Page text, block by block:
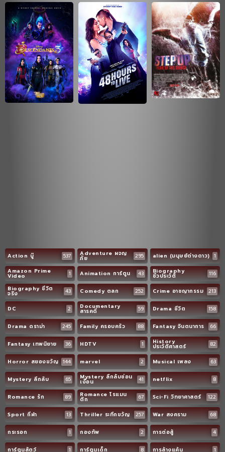
Action บู๊ 537 Adventure ผจญ
ภัย 295 alien (มนุษย์ต่างดาว) 1
Amazon Prime
Video 1 Animation การ์ตูน 43 Biography
ชีวประวัติ
116
Biography ชีวิต
จริง 43 Comedy ตลก 252 Crime อาชญากรรม 213
DC 2 Documentary
สารคดี 59 Drama ชีวิต 158
Drama ดราม่า 245 Family ครอบครัว 88 Fantasy จินตนาการ 66
Fantasy เทพนิยาย 36 HDTV 1 History
ประวัติศาสตร์ 82
Horror สยองขวัญ 144 marvel 2 Musical เพลง 63
Mystery ลึกลับ 65 Mystery ลึกลับซ่อน
เงื่อน 41 netflix 8
Romance รัก 89 Romance โรแมน
ติก 67 Sci-Fi วิทยาศาสตร์ 122
Sport กีฬา 13 Thriller ระทึกขวัญ 257 War สงคราม 68
กระรอก 1 กองทัพ 2 การต่อสู้ 4
การ์ตูนสัตว์ 1 การ์ตูนเด็ก 8 การล้างแค้น 1